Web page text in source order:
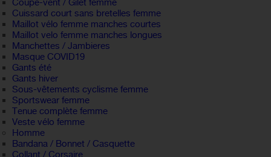
Coupe-vent / Gilet femme
Cuissard court sans bretelles femme
Maillot vélo femme manches courtes
Maillot velo femme manches longues
Manchettes / Jambieres
Masque COVID19
Gants été
Gants hiver
Sous-vêtements cyclisme femme
Sportswear femme
Tenue complète femme
Veste vélo femme
Homme
Bandana / Bonnet / Casquette
Collant / Corsaire